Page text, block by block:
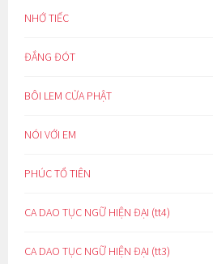
NHỚ TIẾC
ĐẮNG ĐÓT
BÔI LEM CỬA PHẬT
NÓI VỚI EM
PHÚC TỔ TIÊN
CA DAO TỤC NGỮ HIỆN ĐẠI (tt4)
CA DAO TỤC NGỮ HIỆN ĐẠI (tt3)